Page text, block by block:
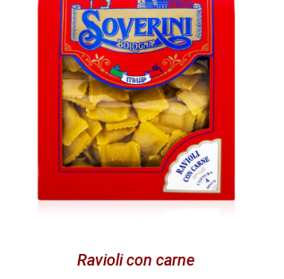
Ravioli con carne